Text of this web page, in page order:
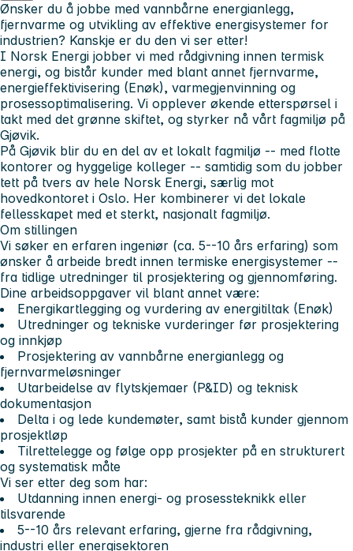
Ønsker du å jobbe med vannbårne energianlegg,
fjernvarme og utvikling av effektive energisystemer for
industrien? Kanskje er du den vi ser etter!
I Norsk Energi jobber vi med rådgivning innen termisk
energi, og bistår kunder med blant annet fjernvarme,
energieffektivisering (Enøk), varmegjenvinning og
prosessoptimalisering. Vi opplever økende etterspørsel i
takt med det grønne skiftet, og styrker nå vårt fagmiljø på
Gjøvik.
På Gjøvik blir du en del av et lokalt fagmiljø -- med flotte
kontorer og hyggelige kolleger -- samtidig som du jobber
tett på tvers av hele Norsk Energi, særlig mot
hovedkontoret i Oslo. Her kombinerer vi det lokale
fellesskapet med et sterkt, nasjonalt fagmiljø.
Om stillingen
Vi søker en erfaren ingeniør (ca. 5--10 års erfaring) som
ønsker å arbeide bredt innen termiske energisystemer --
fra tidlige utredninger til prosjektering og gjennomføring.
Dine arbeidsoppgaver vil blant annet være:
Energikartlegging og vurdering av energitiltak (Enøk)
Utredninger og tekniske vurderinger før prosjektering
og innkjøp
Prosjektering av vannbårne energianlegg og
fjernvarmeløsninger
Utarbeidelse av flytskjemaer (P&ID) og teknisk
dokumentasjon
Delta i og lede kundemøter, samt bistå kunder gjennom
prosjektløp
Tilrettelegge og følge opp prosjekter på en strukturert
og systematisk måte
Vi ser etter deg som har:
Utdanning innen energi- og prosessteknikk eller
tilsvarende
5--10 års relevant erfaring, gjerne fra rådgivning,
industri eller energisektoren